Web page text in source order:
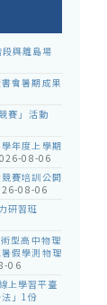
與離島場
會暑期成果
賽」活動
年度上學期
08-06
賽培訓公開
08-06
研習班
型高中物理
假學測物理
06
上學習平臺
」1份